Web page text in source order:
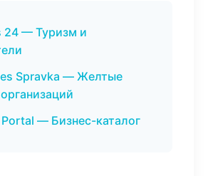
24 — Туризм и
Spravka — Желтые
— Бизнес-каталог